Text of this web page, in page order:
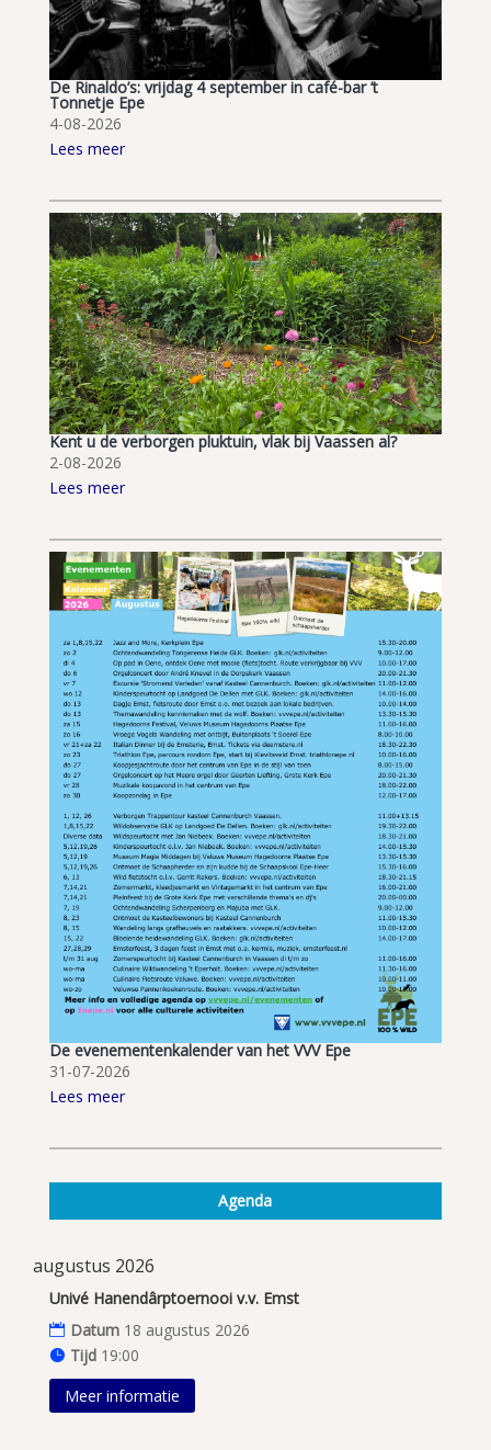
De Rinaldo’s: vrijdag 4 september in café-bar ’t
Tonnetje Epe
4-08-2026
Lees meer
Kent u de verborgen pluktuin, vlak bij Vaassen al?
2-08-2026
Lees meer
De evenementenkalender van het VVV Epe
31-07-2026
Lees meer
Agenda
augustus 2026
Univé Hanendârptoernooi v.v. Emst
Datum 18 augustus 2026
Tijd 19:00
Meer informatie